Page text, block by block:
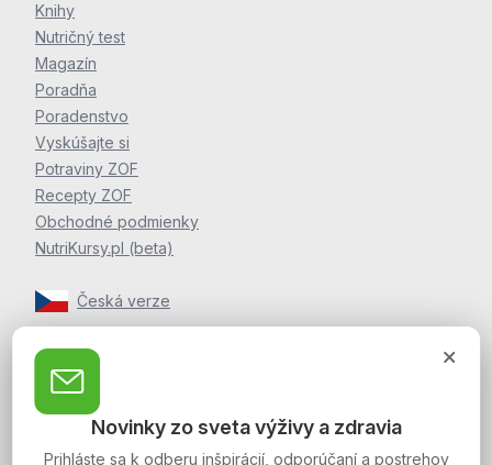
Novinky zo sveta výživy a zdravia
Prihláste sa k odberu inšpirácií, odporúčaní a postrehov
Knihy
Nutričný test
Magazín
Poradňa
Poradenstvo
Vyskúšajte si
Potraviny ZOF
Recepty ZOF
Obchodné podmienky
NutriKursy.pl (beta)
Česká verze
Zpravodaj Martina Jelínka
Zaregistrujte sa k odberu noviniek a postrehov o zdraví